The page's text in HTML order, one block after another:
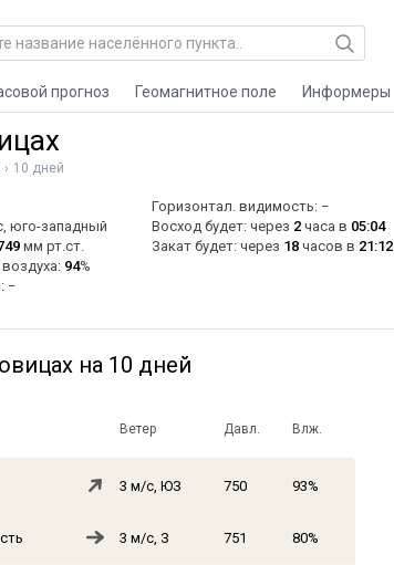
прогноз Геомагнитное поле Информеры
10 дней
юго-западный
мм рт.ст.
94%
−
Горизонтал. видимость: −
Восход будет: через 2 часа в 05:04
Закат будет: через 18 часов в 21:12
на 10 дней
Ветер Давл. Влж.
3 м/с, ЮЗ 750 93%
3 м/с, З 751 80%